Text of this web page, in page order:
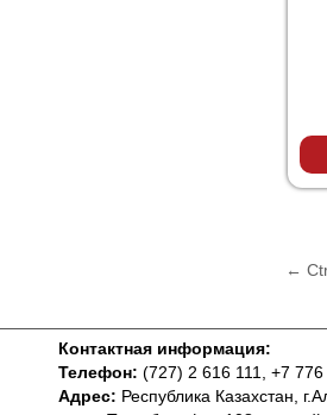
←
Контактная информация:
Телефон: (727) 2 616 111, +7 776
Адрес: Республика Казахстан,